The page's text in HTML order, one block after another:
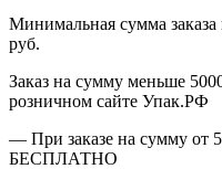
Минимальная сумма
руб.
Заказ на сумму меньше
розничном сайте Упак.РФ
— При заказе на сумму от
БЕСПЛАТНО